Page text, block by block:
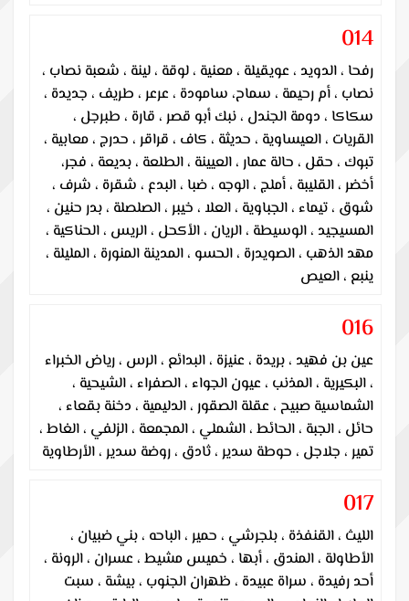
014
رفحا ، الدويد ، عويقيلة ، معنية ، لوقة ، لينة ، شعبة نصاب ،
نصاب ، أم رحيمة ، سماح، سامودة ، عرعر ، طريف ، جديدة ،
سكاكا ، دومة الجندل ، نبك أبو قصر ، قارة ، طبرجل ،
القريات ، العيساوية ، حديثة ، كاف ، قراقر ، حدرج ، معابية ،
تبوك ، حقل ، حالة عمار ، العيينة ، الطلعة ، بديعة ، فجر،
أخضر ، القليبة ، أملج ، الوجه ، ضبا ، البدع ، شقرة ، شرف ،
شوق ، تيماء ، الجباوية ، العلا ، خيبر ، الصلصلة ، بدر حنين ،
المسيجيد ، الوسيطة ، الريان ، الأكحل ، الريس ، الحناكية ،
مهد الذهب ، الصويدرة ، الحسو ، المدينة المنورة ، المليلة ،
ينبع ، العيص
016
عين بن فهيد ، بريدة ، عنيزة ، البدائع ، الرس ، رياض الخبراء
، البكيرية ، المذنب ، عيون الجواء ، الصفراء ، الشيحية ،
الشماسية صبيح ، عقلة الصقور ، الدليمية ، دخنة بقعاء ،
حائل ، الجبة ، الحائط ، الشملي ، المجمعة ، الزلفي ، الغاط ،
تمير ، جلاجل ، حوطة سدير ، ثادق ، روضة سدير ، الأرطاوية
017
الليث ، القنفذة ، بلجرشي ، حمير ، الباحه ، بني ضبيان ،
الأطاولة ، المندق ، أبها ، خميس مشيط ، عسران ، الرونة ،
أحد رفيدة ، سراة عبيدة ، ظهران الجنوب ، بيشة ، سبت